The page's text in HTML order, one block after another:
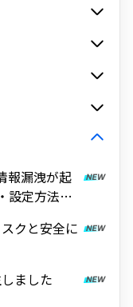
報漏洩が起
設定方法を
クと安全に
ました